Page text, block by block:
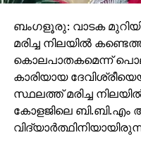
ബംഗളൂരു: വാടക
മരിച്ച നിലയില്‍
കൊലപാതകമെന്ന്
കാരിയായ
സ്ഥലത്ത് മരിച്ച
കോളജിലെ